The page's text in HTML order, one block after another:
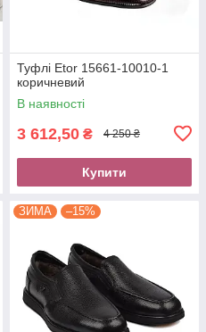
Туфлі Etor 15661-10010-1
коричневий
В наявності
3 612,50 ₴ 4 250 ₴
Купити
ЗИМА –15%